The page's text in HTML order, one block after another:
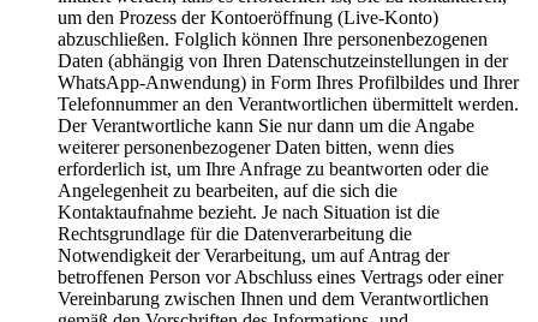
um den Prozess der Kontoeröffnung (Live-Konto)
abzuschließen. Folglich können Ihre personenbezogenen
Daten (abhängig von Ihren Datenschutzeinstellungen in der
WhatsApp-Anwendung) in Form Ihres Profilbildes und Ihrer
Telefonnummer an den Verantwortlichen übermittelt werden.
Der Verantwortliche kann Sie nur dann um die Angabe
weiterer personenbezogener Daten bitten, wenn dies
erforderlich ist, um Ihre Anfrage zu beantworten oder die
Angelegenheit zu bearbeiten, auf die sich die
Kontaktaufnahme bezieht. Je nach Situation ist die
Rechtsgrundlage für die Datenverarbeitung die
Notwendigkeit der Verarbeitung, um auf Antrag der
betroffenen Person vor Abschluss eines Vertrags oder einer
Vereinbarung zwischen Ihnen und dem Verantwortlichen